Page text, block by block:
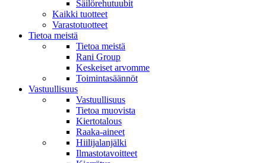
Säilörehutuubit
Kaikki tuotteet
Varastotuotteet
Tietoa meistä
Tietoa meistä
Rani Group
Keskeiset arvomme
Toimintasäännöt
Vastuullisuus
Vastuullisuus
Tietoa muovista
Kiertotalous
Raaka-aineet
Hiilijalanjälki
Ilmastotavoitteet